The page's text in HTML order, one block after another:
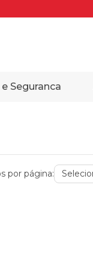
e Seguranca
por página: